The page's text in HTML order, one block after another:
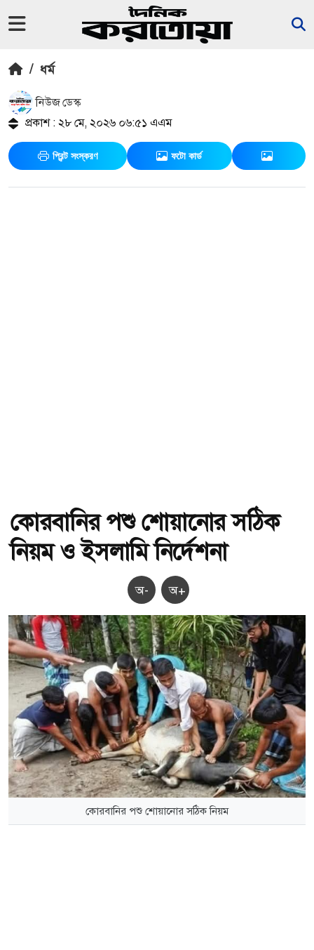
/ ধর্ম
নিউজ ডেস্ক
প্রকাশ : ২৮ মে, ২০২৬ ০৬:৫১ এএম
প্রিন্ট সংস্করণ ফটো কার্ড
কোরবানির পশু শোয়ানোর সঠিক
নিয়ম ও ইসলামি নির্দেশনা
অ- অ+
কোরবানির পশু শোয়ানোর সঠিক নিয়ম